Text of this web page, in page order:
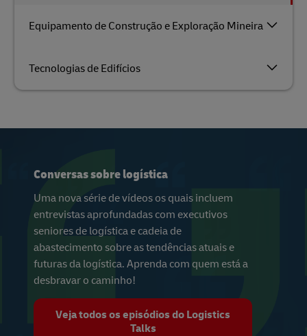
Equipamento de Construção e Exploração Mineira
Tecnologias de Edifícios
Conversas sobre logística
Uma nova série de vídeos os quais incluem
entrevistas aprofundadas com executivos
seniores de logística e cadeia de
abastecimento sobre as tendências atuais e
futuras da logística. Aprenda com quem está a
desbravar o caminho!
Veja todos os episódios do Logistics
Talks